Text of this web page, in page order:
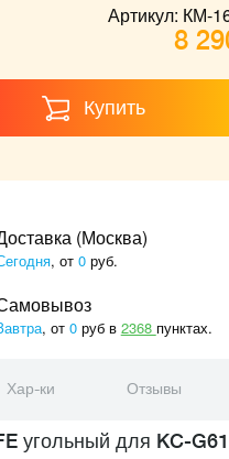
Артикул: КМ-
8
Купить
(Москва)
, от 0руб.
, от 0руб в 2368 пунктах.
Хар-ки Отзывы
угольный для KC-